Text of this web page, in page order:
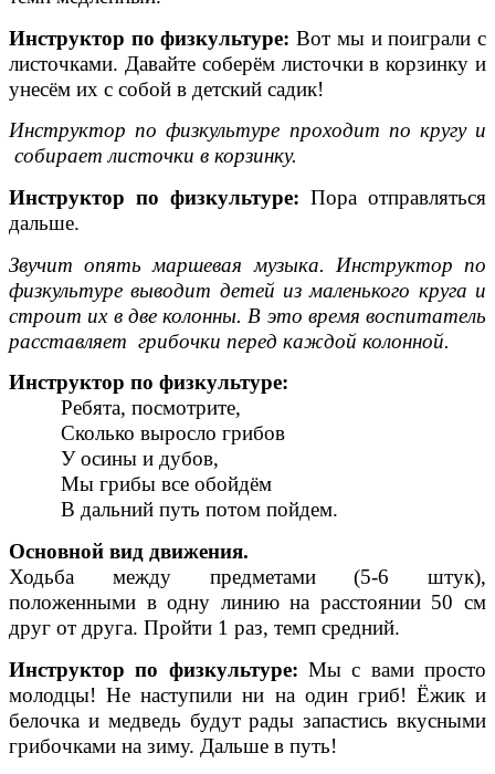
Инструктор по физкультуре: Вот мы и поиграли с
листочками. Давайте соберём листочки в корзинку и
унесём их с собой в детский садик!
Инструктор по физкультуре проходит по кругу и
собирает листочки в корзинку.
Инструктор по физкультуре: Пора отправляться
дальше.
Звучит опять маршевая музыка. Инструктор по
физкультуре выводит детей из маленького круга и
строит их в две колонны. В это время воспитатель
расставляет грибочки перед каждой колонной.
Инструктор по физкультуре:
Ребята, посмотрите,
Сколько выросло грибов
У осины и дубов,
Мы грибы все обойдём
В дальний путь потом пойдем.
Основной вид движения.
Ходьба между предметами (5-6 штук),
положенными в одну линию на расстоянии 50 см
друг от друга. Пройти 1 раз, темп средний.
Инструктор по физкультуре: Мы с вами просто
молодцы! Не наступили ни на один гриб! Ёжик и
белочка и медведь будут рады запастись вкусными
грибочками на зиму. Дальше в путь!